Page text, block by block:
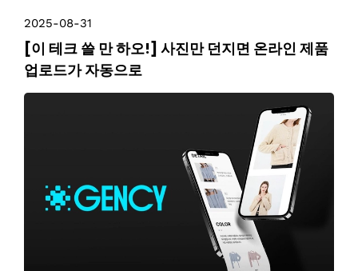
2025-08-31
[이 테크 쓸 만 하오!] 사진만 던지면 온라인 제품
업로드가 자동으로